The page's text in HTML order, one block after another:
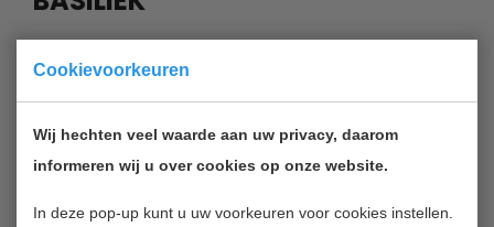
Cookievoorkeuren
Wij hechten veel waarde aan uw privacy, daarom
informeren wij u over cookies op onze website.
In deze pop-up kunt u uw voorkeuren voor cookies instellen.
De provincie Limburg heeft € 334.532 beschikbaar
gesteld voor de restauratie van het dak en de gevels
van de basiliek in Sint Odiliënberg. De basiliek is
een Rijksmonument. Bij de werkzaamheden aan de